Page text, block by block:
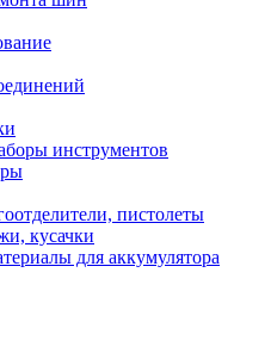
инструментов
пистолеты
кусачки
для аккумулятора